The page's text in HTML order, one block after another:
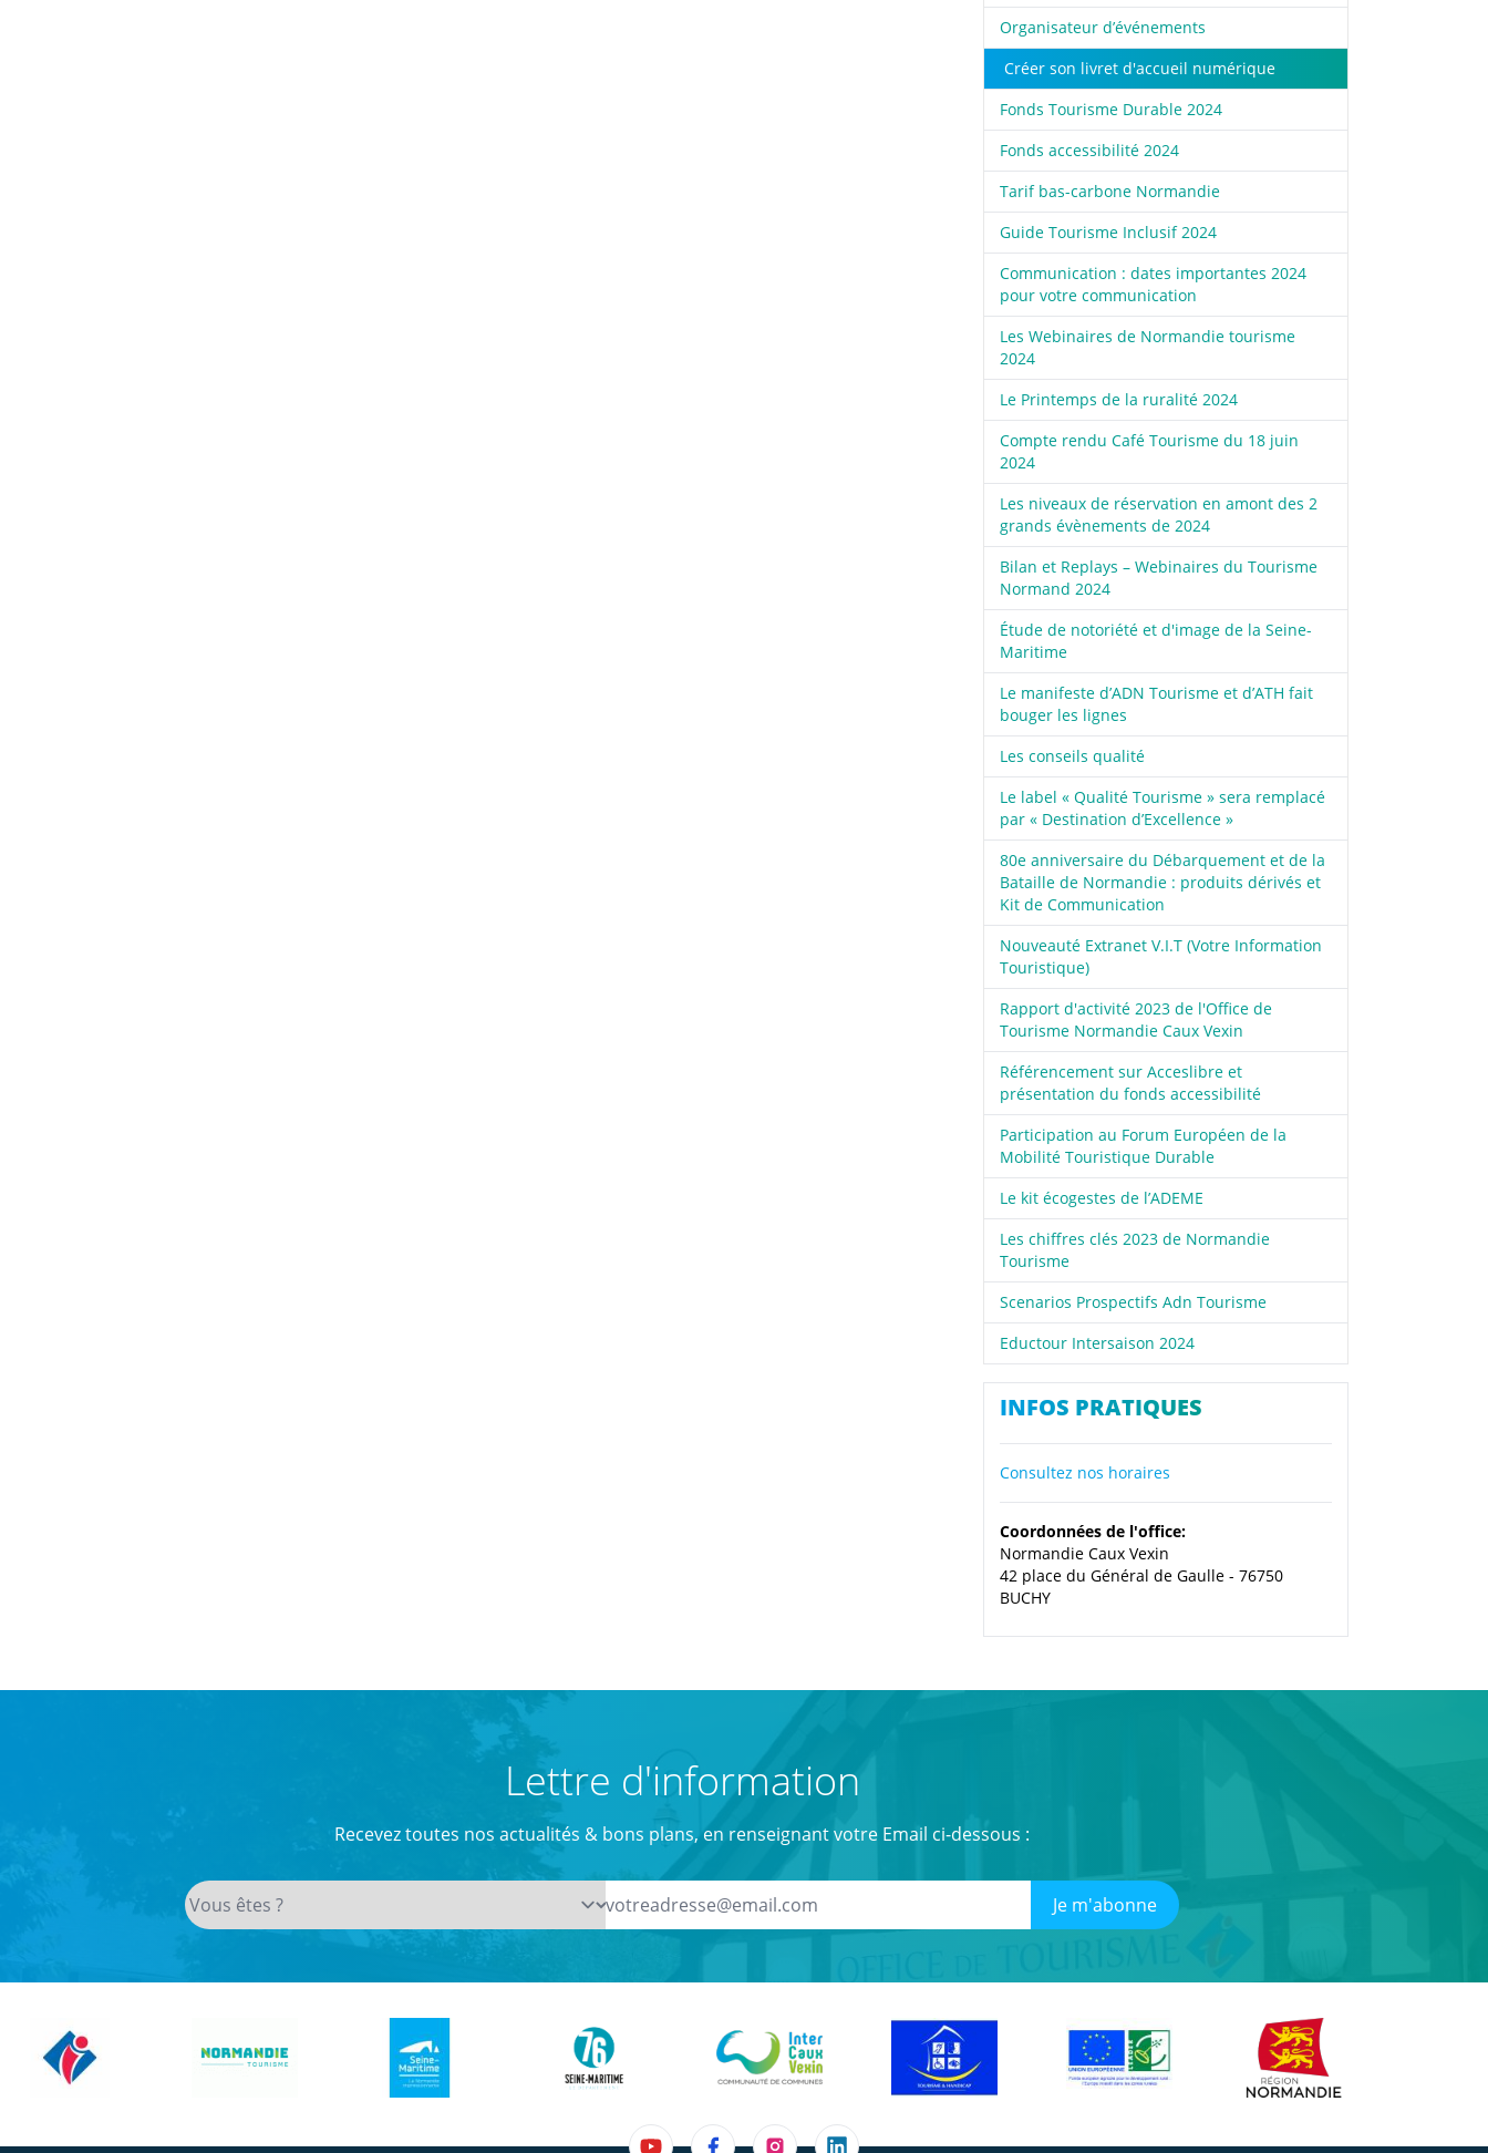
Organisateur d’événements
Créer son livret d'accueil numérique
Fonds Tourisme Durable 2024
Fonds accessibilité 2024
Tarif bas-carbone Normandie
Guide Tourisme Inclusif 2024
Communication : dates importantes 2024
pour votre communication
Les Webinaires de Normandie tourisme
2024
Le Printemps de la ruralité 2024
Compte rendu Café Tourisme du 18 juin
2024
Les niveaux de réservation en amont des 2
grands évènements de 2024
Bilan et Replays – Webinaires du Tourisme
Normand 2024
Étude de notoriété et d'image de la Seine-
Maritime
Le manifeste d’ADN Tourisme et d’ATH fait
bouger les lignes
Les conseils qualité
Le label « Qualité Tourisme » sera remplacé
par « Destination d’Excellence »
80e anniversaire du Débarquement et de la
Bataille de Normandie : produits dérivés et
Kit de Communication
Nouveauté Extranet V.I.T (Votre Information
Touristique)
Rapport d'activité 2023 de l'Office de
Tourisme Normandie Caux Vexin
Référencement sur Acceslibre et
présentation du fonds accessibilité
Participation au Forum Européen de la
Mobilité Touristique Durable
Le kit écogestes de l’ADEME
Les chiffres clés 2023 de Normandie
Tourisme
Scenarios Prospectifs Adn Tourisme
Eductour Intersaison 2024
INFOS PRATIQUES
Consultez nos horaires
Coordonnées de l'office:
Normandie Caux Vexin
42 place du Général de Gaulle - 76750
BUCHY
Lettre d'information
Recevez toutes nos actualités & bons plans, en renseignant votre Email ci-dessous :
Je m'abonne